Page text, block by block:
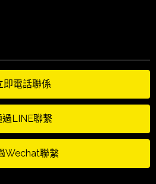
即電話聯係
過LINE聯繫
Wechat聯繫